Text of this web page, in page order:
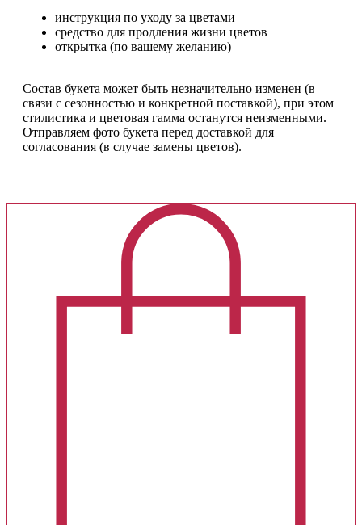
инструкция по уходу за цветами
средство для продления жизни цветов
открытка (по вашему желанию)
Cостав букета может быть незначительно изменен (в
связи с сезонностью и конкретной поставкой), при этом
стилистика и цветовая гамма останутся неизменными.
Отправляем фото букета перед доставкой для
согласования (в случае замены цветов).